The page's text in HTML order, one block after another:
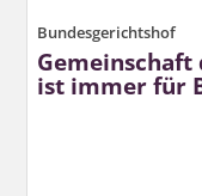
Bundesgerichtshof
ist immer für